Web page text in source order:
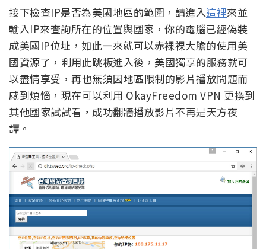
接下檢查IP是否為美國地區的範圍，請進入這裡來並
輸入IP來查詢所在的位置與國家，你的電腦已經偽裝
成美國IP位址，如此一來就可以赤裸裸大膽的使用美
國資源了，利用此跳板進入後，美國獨享的服務就可
以盡情享受，再也無須因地區限制的影片播放問題而
感到煩惱，現在可以利用 OkayFreedom VPN 更換到
其他國家試試看，成功翻牆播放影片不再是天方夜
譚。